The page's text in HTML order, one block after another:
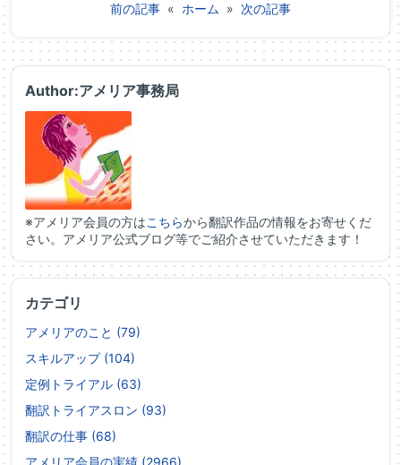
前の記事 « ホーム » 次の記事
Author:アメリア事務局
※アメリア会員の方はこちらから翻訳作品の情報をお寄せくだ
さい。アメリア公式ブログ等でご紹介させていただきます！
カテゴリ
アメリアのこと (79)
スキルアップ (104)
定例トライアル (63)
翻訳トライアスロン (93)
翻訳の仕事 (68)